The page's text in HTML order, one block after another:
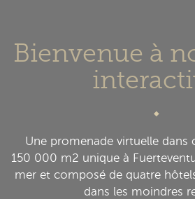
Bienvenue à
Une promenade virtuelle dans
150 000 m2 unique à
mer et composé de quatre
dans les moindres